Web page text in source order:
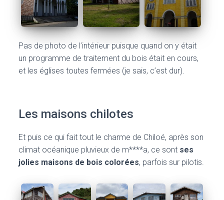
Pas de photo de l’intérieur puisque quand on y était
un programme de traitement du bois était en cours,
et les églises toutes fermées (je sais, c’est dur).
Les maisons chilotes
Et puis ce qui fait tout le charme de Chiloé, après son
climat océanique pluvieux de m****a, ce sont ses
jolies maisons de bois colorées, parfois sur pilotis.